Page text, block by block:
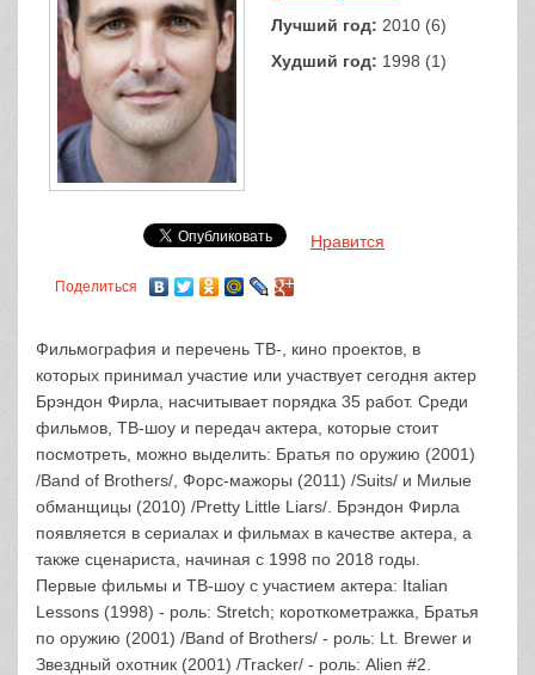
Лучший год: 2010 (6)
Худший год: 1998 (1)
Нравится
Поделиться
Фильмография и перечень ТВ-, кино проектов, в
которых принимал участие или участвует сегодня актер
Брэндон Фирла, насчитывает порядка 35 работ. Среди
фильмов, ТВ-шоу и передач актера, которые стоит
посмотреть, можно выделить: Братья по оружию (2001)
/Band of Brothers/, Форс-мажоры (2011) /Suits/ и Милые
обманщицы (2010) /Pretty Little Liars/. Брэндон Фирла
появляется в сериалах и фильмах в качестве актера, а
также сценариста, начиная с 1998 по 2018 годы.
Первые фильмы и ТВ-шоу с участием актера: Italian
Lessons (1998) - роль: Stretch; короткометражка, Братья
по оружию (2001) /Band of Brothers/ - роль: Lt. Brewer и
Звездный охотник (2001) /Tracker/ - роль: Alien #2.